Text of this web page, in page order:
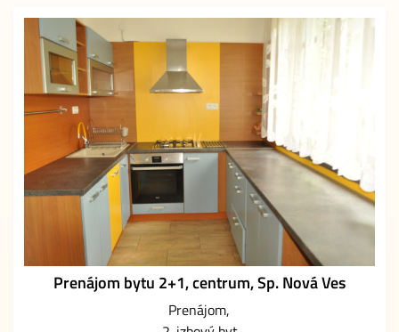
Prenájom bytu 2+1, centrum, Sp. Nová Ves
Prenájom